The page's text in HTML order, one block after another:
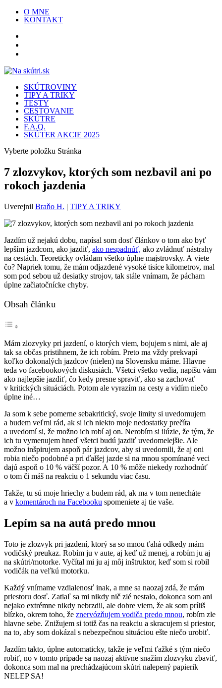
O MNE
KONTAKT
SKÚTROVINY
TIPY A TRIKY
TESTY
CESTOVANIE
SKÚTRE
F.A.Q.
SKÚTER AKCIE 2025
Vyberte položku Stránka
7 zlozvykov, ktorých som nezbavil ani po
rokoch jazdenia
Uverejnil Braňo H. | TIPY A TRIKY
Jazdím už nejakú dobu, napísal som dosť článkov o tom ako byť
lepším jazdcom, ako jazdiť, ako nespadnúť, ako zvládnuť nástrahy
na cestách. Teoreticky ovládam všetko úplne majstrovsky. A viete
čo? Napriek tomu, že mám odjazdené vysoké tisíce kilometrov, mal
som pod sebou už desiatky strojov, tak stále vnímam, že pácham
úplne začiatočnícke chyby.
Obsah článku
Mám zlozvyky pri jazdení, o ktorých viem, bojujem s nimi, ale aj
tak sa občas pristihnem, že ich robím. Preto ma vždy prekvapí
koľko dokonalých jazdcov (nielen) na Slovensku máme. Hlavne
teda vo facebookových diskusiách. Všetci všetko vedia, napíšu vám
ako najlepšie jazdiť, čo kedy presne spraviť, ako sa zachovať
v kritických situáciách. Potom ale vyrazím na cesty a vidím niečo
úplne iné…
Ja som k sebe pomerne sebakritický, svoje limity si uvedomujem
a budem veľmi rád, ak si ich niekto moje nedostatky prečíta
a uvedomí si, že možno ich robí aj on. Nerobím si ilúzie, že tým, že
ich tu vymenujem hneď všetci budú jazdiť uvedomelejšie. Ale
možno inšpirujem aspoň pár jazdcov, aby si uvedomili, že aj oni
robia niečo podobné a pri ďalšej jazde si na mnou spomínané veci
dajú aspoň o 10 % väčší pozor. A 10 % môže niekedy rozhodnúť
o tom či máš na reakciu o 1 sekundu viac času.
Takže, tu sú moje hriechy a budem rád, ak ma v tom nenecháte
a v komentároch na Facebooku spomeniete aj tie vaše.
Lepím sa na autá predo mnou
Toto je zlozvyk pri jazdení, ktorý sa so mnou ťahá odkedy mám
vodičský preukaz. Robím ju v aute, aj keď už menej, a robím ju aj
na skútri/motorke. Vyčítal mi ju aj môj inštruktor, keď som si robil
vodičák na veľkú motorku.
Každý vnímame vzdialenosť inak, a mne sa naozaj zdá, že mám
priestoru dosť. Zatiaľ sa mi nikdy nič zlé nestalo, dokonca som ani
nejako extrémne nikdy nebrzdil, ale dobre viem, že ak som príliš
blízko, okrem toho, že znervózňujem vodiča predo mnou, robím zle
hlavne sebe. Znižujem si totiž čas na reakciu a skracujem si priestor,
na to, aby som dokázal s nebezpečnou situáciou ešte niečo urobiť.
Jazdím takto, úplne automaticky, takže je veľmi ťažké s tým niečo
robiť, no v tomto prípade sa naozaj aktívne snažím zlozvyku zbaviť,
dokonca som mal na prechádzajúcom skútri nalepený papierik
NELEP SA!